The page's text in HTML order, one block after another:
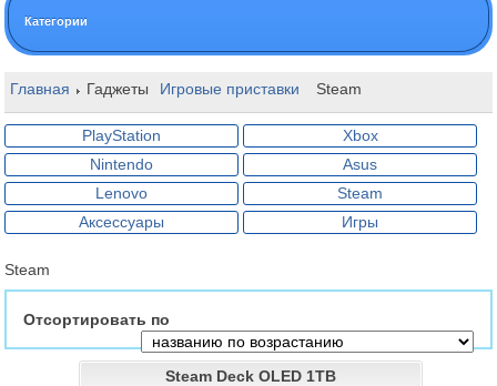
Категории
Главная Гаджеты Игровые приставки Steam
PlayStation
Xbox
Nintendo
Asus
Lenovo
Steam
Аксессуары
Игры
Steam
Отсортировать по
Steam Deck OLED 1TB